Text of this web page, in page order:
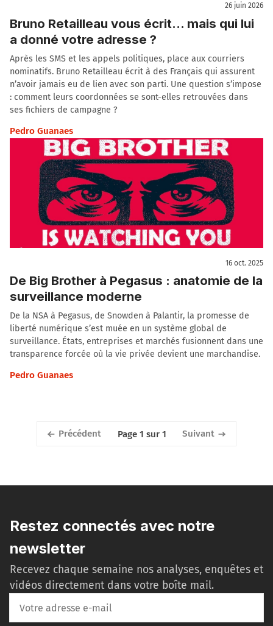
26 juin 2026
Bruno Retailleau vous écrit… mais qui lui
a donné votre adresse ?
Après les SMS et les appels politiques, place aux courriers
nominatifs. Bruno Retailleau écrit à des Français qui assurent
n’avoir jamais eu de lien avec son parti. Une question s’impose
: comment leurs coordonnées se sont-elles retrouvées dans
ses fichiers de campagne ?
Pedro Guanaes
16 oct. 2025
De Big Brother à Pegasus : anatomie de la
surveillance moderne
De la NSA à Pegasus, de Snowden à Palantir, la promesse de
liberté numérique s’est muée en un système global de
surveillance. États, entreprises et marchés fusionnent dans une
transparence forcée où la vie privée devient une marchandise.
Pedro Guanaes
Précédent Page 1 sur 1 Suivant
Restez connectés avec notre
newsletter
Recevez chaque semaine nos analyses, enquêtes et
vidéos directement dans votre boîte mail.